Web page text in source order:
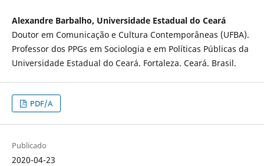
Alexandre Barbalho, Universidade Estadual do Ceará
Doutor em Comunicação e Cultura Contemporâneas (UFBA).
Professor dos PPGs em Sociologia e em Políticas Públicas da
Universidade Estadual do Ceará. Fortaleza. Ceará. Brasil.
PDF/A
Publicado
2020-04-23